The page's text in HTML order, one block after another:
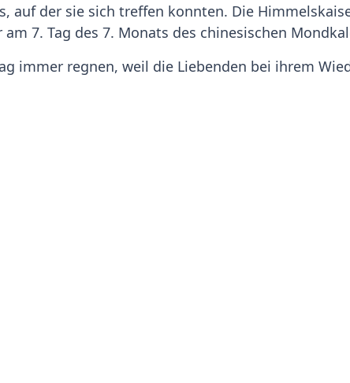
auf der sie sich treffen konnten. Die
7. Tag des 7. Monats des chinesischen
immer regnen, weil die Liebenden bei ihrem